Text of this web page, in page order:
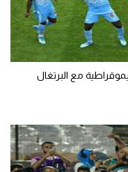
مع البرتغال